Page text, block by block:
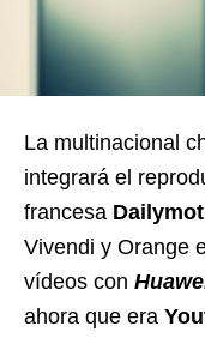
La multinacional
integrará el
francesa
Vivendi y Orange
vídeos con
ahora que era